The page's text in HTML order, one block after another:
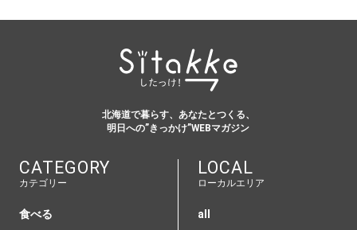
北海道で暮らす、あなたとつくる、
明日への”きっかけ”WEBマガジン
CATEGORY
カテゴリー
食べる
LOCAL
ローカルエリア
all